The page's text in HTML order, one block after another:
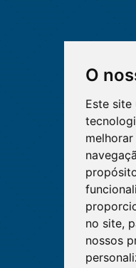
O
Este
no site,
nossos